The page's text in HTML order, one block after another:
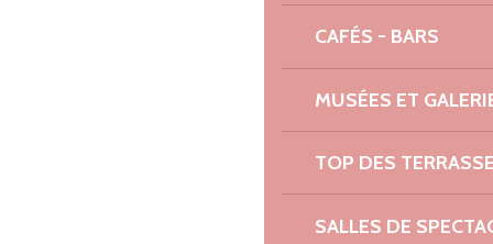
CAFÉS - BARS
MUSÉES ET
TOP DES
SALLES DE
EMILIE
ANTOINE